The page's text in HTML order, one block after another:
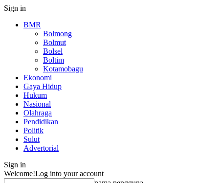
Sign in
BMR
Bolmong
Bolmut
Bolsel
Boltim
Kotamobagu
Ekonomi
Gaya Hidup
Hukum
Nasional
Olahraga
Pendidikan
Politik
Sulut
Advertorial
Sign in
Welcome!Log into your account